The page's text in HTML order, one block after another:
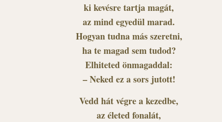
ki kevésre tartja magát,
az mind egyedül marad.
Hogyan tudna más szeretni,
ha te magad sem tudod?
Elhiteted önmagaddal:
– Neked ez a sors jutott!
Vedd hát végre a kezedbe,
az életed fonalát,